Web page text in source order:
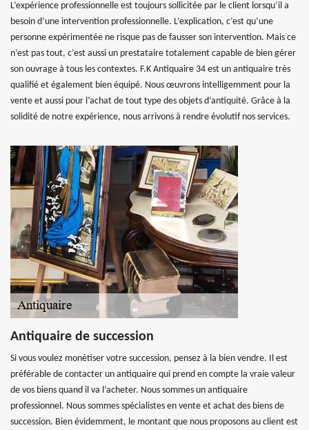
L’expérience professionnelle est toujours sollicitée par le client lorsqu’il a
besoin d’une intervention professionnelle. L’explication, c’est qu’une
personne expérimentée ne risque pas de fausser son intervention. Mais ce
n’est pas tout, c’est aussi un prestataire totalement capable de bien gérer
son ouvrage à tous les contextes. F.K Antiquaire 34 est un antiquaire très
qualifié et également bien équipé. Nous œuvrons intelligemment pour la
vente et aussi pour l’achat de tout type des objets d’antiquité. Grâce à la
solidité de notre expérience, nous arrivons à rendre évolutif nos services.
Antiquaire de succession
Si vous voulez monétiser votre succession, pensez à la bien vendre. Il est
préférable de contacter un antiquaire qui prend en compte la vraie valeur
de vos biens quand il va l’acheter. Nous sommes un antiquaire
professionnel. Nous sommes spécialistes en vente et achat des biens de
succession. Bien évidemment, le montant que nous proposons au client est